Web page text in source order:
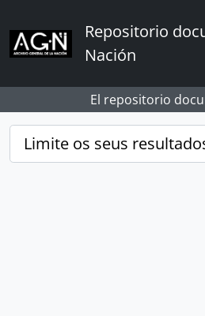
Repositorio
Nación
El repositorio
Limite os seus